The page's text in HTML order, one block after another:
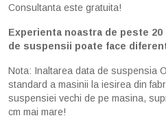
Consultanta este gratuita!
Experienta noastra de peste 20
de suspensii poate face
Nota: Inaltarea data de suspensia
standard a masinii la iesirea din
suspensiei vechi de pe masina,
cm mai mare!